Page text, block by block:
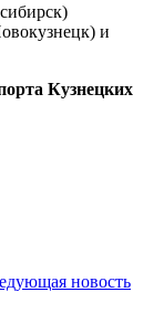
и
Кузнецких
новость